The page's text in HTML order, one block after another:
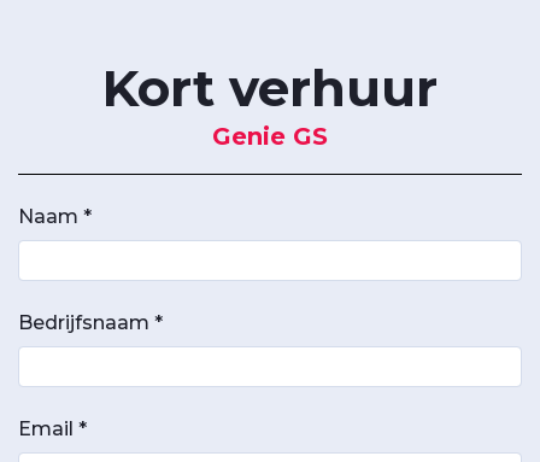
Kort verhuur
Genie GS
Naam *
Bedrijfsnaam *
Email *